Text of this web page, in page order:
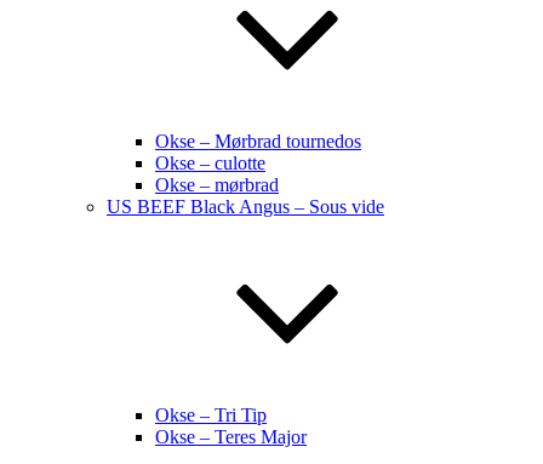
Okse – Mørbrad tournedos
Okse – culotte
Okse – mørbrad
US BEEF Black Angus – Sous vide
Okse – Tri Tip
Okse – Teres Major